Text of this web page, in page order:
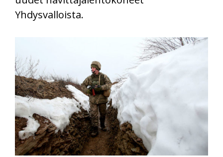
Yhdysvalloista.